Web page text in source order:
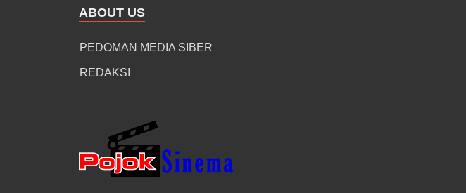
ABOUT US
PEDOMAN MEDIA SIBER
REDAKSI